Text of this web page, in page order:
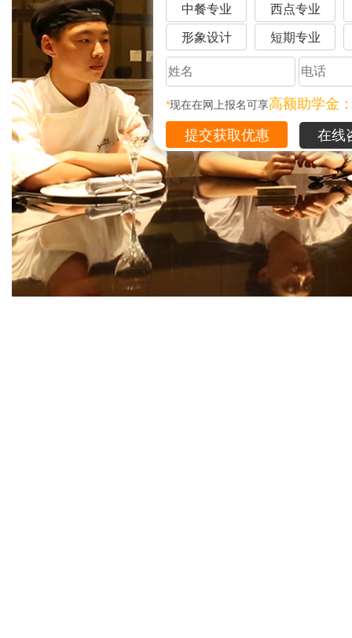
中餐专业 西点专业
形象设计 短期专业
*现在在网上报名可享高额助学金
在线